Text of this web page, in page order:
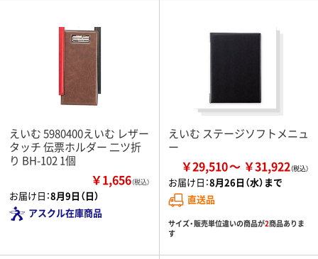
えいむ 5980400えいむ レザー
タッチ 伝票ホルダー 二ツ折
り BH-102 1個
￥1,656（税込）
お届け日：8月9日（日）
アスクル在庫商品
えいむ ステージソフトメニュ
ー
￥29,510 ￥31,922
お届け日：8月26日（水）まで
直送品
サイズ・販売単位違いの商品が2商品ありま
す